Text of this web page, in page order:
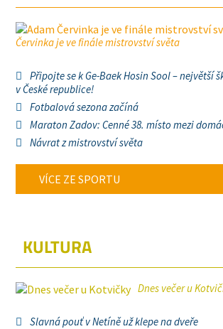
Červinka je ve finále mistrovství světa
Připojte se k Ge-Baek Hosin Sool – největší
v České republice!
Fotbalová sezona začíná
Maraton Zadov: Cenné 38. místo mezi
Návrat z mistrovství světa
VÍCE ZE SPORTU
KULTURA
Dnes večer u
Slavná pouť v Netíně už klepe na dveře